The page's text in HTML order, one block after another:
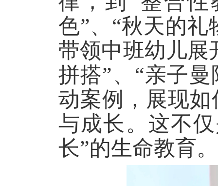
色”、“秋天的礼
带领中班幼儿展
拼搭”、“亲子
动案例，展现
与成长。这不
长”的生命教育。